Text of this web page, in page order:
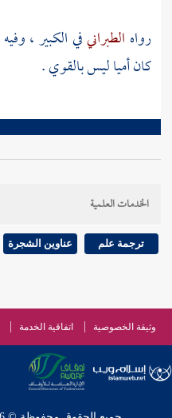
رواه الطبرانيفي الكبير ، وفيه
كان أميا ليس بالقوي .
الخدمات العلمية
ترجمة علم عناوين الشجرة
وثيقة الخصوصية اتفاقية الخدمة